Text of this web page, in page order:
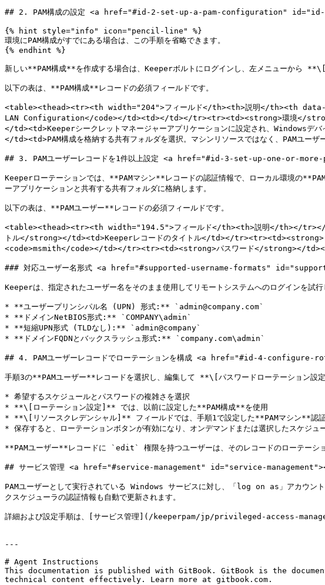
## 2. PAM構成の設定 <a href="#id-2-set-up-a-pam-configuration"
{% hint style="info" icon="pencil-line" %}
環境にPAM構成がすでにある場合は、この手順を省略できます。
{% endhint %}
新しい**PAM構成**を作成する場合は、Keeperボルトにログインし、左メニューか
以下の表は、**PAM構成**レコードの必須フィールドです。
<table><thead><tr><th width="204">フィールド</th><th>説明</th><th
LAN Configuration</code></td><td></td></tr><tr><td><strong>環境</
</td><td>Keeperシークレットマネージャーアプリケーションに設定され、
</td><td>PAM構成を格納する共有フォルダを選択。マシンリソースではなく、PAM
## 3. PAMユーザーレコードを1件以上設定 <a href="#id-3-set-up-one-or-
Keeperローテーションでは、**PAMマシン**レコードの認証情報で、ローカル環境の
ーアプリケーションと共有する共有フォルダに格納します。
以下の表は、**PAMユーザー**レコードの必須フィールドです。
<table><thead><tr><th width="194.5">フィールド</th><th>説明</th></
トル</strong></td><td>Keeperレコードのタイトル</td></tr><tr><td><strong>ロ
<code>msmith</code></td></tr><tr><td><strong>パスワード</strong></
### 対応ユーザー名形式 <a href="#supported-username-formats"
Keeperは、指定されたユーザー名をそのまま使用してリモートシステムへのログインを試
* **ユーザープリンシパル名 (UPN) 形式:** `admin@company.com`
* **ドメインNetBIOS形式:** `COMPANY\admin`
* **短縮UPN形式 (TLDなし):** `admin@company`
* **ドメインFQDNとバックスラッシュ形式:** `company.com\admin`
## 4. PAMユーザーレコードでローテーションを構成 <a href="#id-4-
手順3の**PAMユーザー**レコードを選択し、編集して **\[パスワードローテーション設
* 希望するスケジュールとパスワードの複雑さを選択
* **\[ローテーション設定]** では、以前に設定した**PAM構成**を使用
* **\[リソースクレデンシャル]** フィールドでは、手順1で設定した**PAMマシン**認証
* 保存すると、ローテーションボタンが有効になり、オンデマンドまたは選択したスケジュ
**PAMユーザー**レコードに `edit` 権限を持つユーザーは、そのレコードのローテーショ
## サービス管理 <a href="#service-management" id="service-
PAMユーザーとして実行されている Windows サービスに対し、「log on as」アカウント
クスケジューラの認証情報も自動で更新されます。
詳細および設定手順は、[サービス管理](/keeperpam/jp/privileged-access-
---
# Agent Instructions
This documentation is published with GitBook. GitBook is the
technical content effectively. Learn more at gitbook.com.